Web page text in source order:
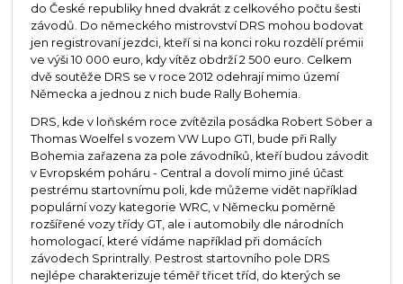
do České republiky hned dvakrát z celkového počtu šesti
závodů. Do německého mistrovství DRS mohou bodovat
jen registrovaní jezdci, kteří si na konci roku rozdělí prémii
ve výši 10 000 euro, kdy vítěz obdrží 2 500 euro. Celkem
dvě soutěže DRS se v roce 2012 odehrají mimo území
Německa a jednou z nich bude Rally Bohemia.
DRS, kde v loňském roce zvítězila posádka Robert Söber a
Thomas Woelfel s vozem VW Lupo GTI, bude při Rally
Bohemia zařazena za pole závodníků, kteří budou závodit
v Evropském poháru - Central a dovolí mimo jiné účast
pestrému startovnímu poli, kde můžeme vidět například
populární vozy kategorie WRC, v Německu poměrně
rozšířené vozy třídy GT, ale i automobily dle národních
homologací, které vídáme například při domácích
závodech Sprintrally. Pestrost startovního pole DRS
nejlépe charakterizuje téměř třicet tříd, do kterých se